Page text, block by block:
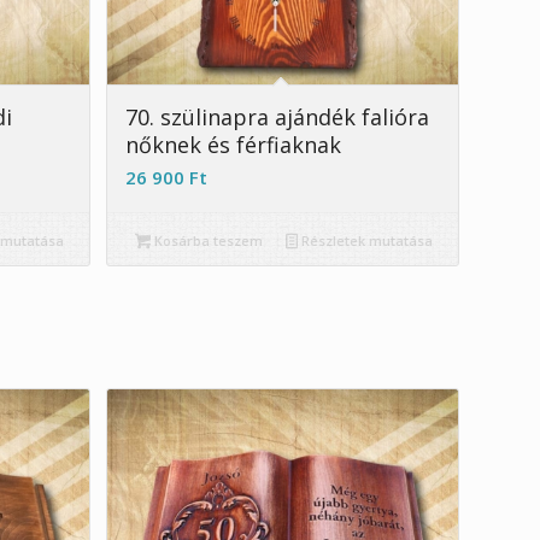
5.00
70. szülinapra ajándék falióra
nőknek és férfiaknak
26 900 Ft
Kosárba teszem Részletek mutatása